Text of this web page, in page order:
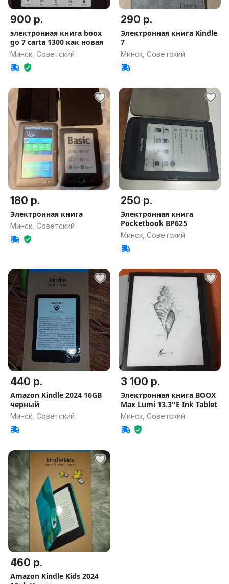
900 р.
электронная книга boox
go 7 carta 1300 как новая
Минск, Советский
290 р.
Электронная книга Kindle
7
Минск, Советский
180 р.
Электронная книга
Минск, Советский
250 р.
Электронная книга
Pocketbook BP625
Минск, Советский
440 р.
Amazon Kindle 2024 16GB
черный
Минск, Советский
3 100 р.
Электронная книга BOOX
Max Lumi 13.3''E Ink Tablet
Минск, Советский
460 р.
Amazon Kindle Kids 2024